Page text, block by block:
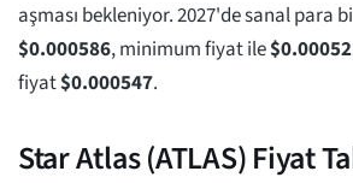
aşması bekleniyor. 2027'de sanal para
$0.000586, minimum fiyat ile$
fiyat$0.000547.
Star Atlas (ATLAS) Fiyat